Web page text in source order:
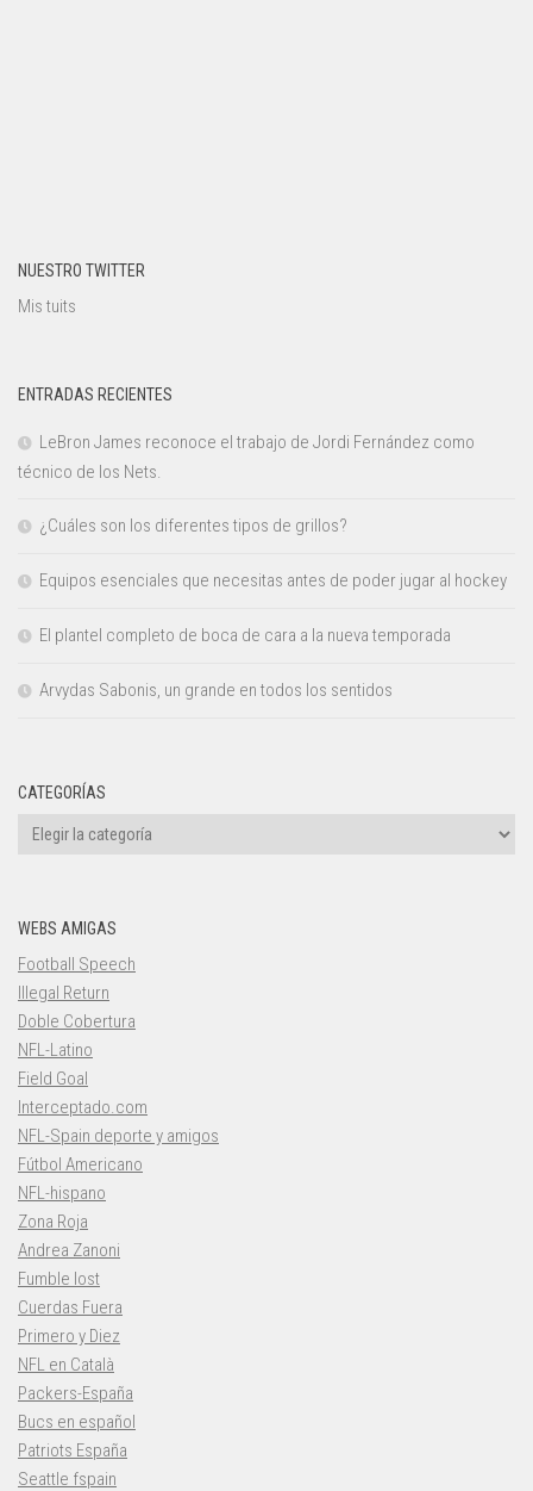
NUESTRO TWITTER
Mis tuits
ENTRADAS RECIENTES
LeBron James reconoce el trabajo de Jordi Fernández como
técnico de los Nets.
¿Cuáles son los diferentes tipos de grillos?
Equipos esenciales que necesitas antes de poder jugar al hockey
El plantel completo de boca de cara a la nueva temporada
Arvydas Sabonis, un grande en todos los sentidos
CATEGORÍAS
Categorías
WEBS AMIGAS
Football Speech
Illegal Return
Doble Cobertura
NFL-Latino
Field Goal
Interceptado.com
NFL-Spain deporte y amigos
Fútbol Americano
NFL-hispano
Zona Roja
Andrea Zanoni
Fumble lost
Cuerdas Fuera
Primero y Diez
NFL en Català
Packers-España
Bucs en español
Patriots España
Seattle fspain